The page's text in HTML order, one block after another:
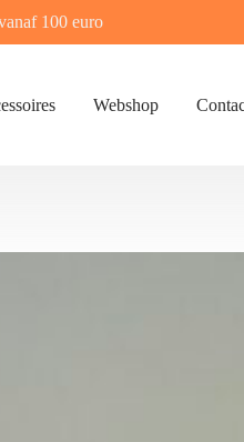
100 euro
Webshop